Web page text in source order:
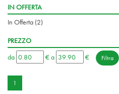
IN OFFERTA
In Offerta (2)
PREZZO
filtra
da € filtra
a €
1